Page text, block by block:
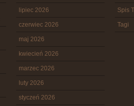
lipiec 2026
czerwiec 2026
maj 2026
kwiecień 2026
marzec 2026
luty 2026
styczeń 2026
Spis
Tagi